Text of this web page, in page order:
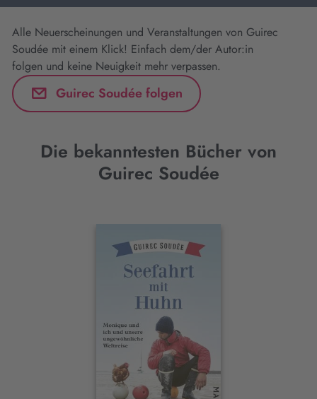
Alle Neuerscheinungen und Veranstaltungen von Guirec
Soudée mit einem Klick! Einfach dem/der Autor:in
folgen und keine Neuigkeit mehr verpassen.
Guirec Soudée folgen
Die bekanntesten Bücher von
Guirec Soudée